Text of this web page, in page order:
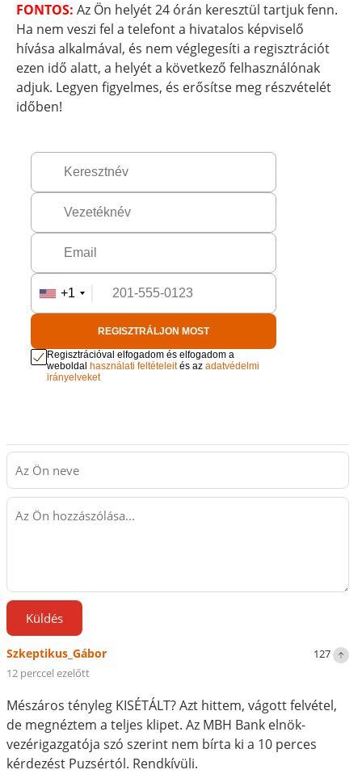
FONTOS: Az Ön helyét 24 órán keresztül tartjuk fenn.
Ha nem veszi fel a telefont a hivatalos képviselő
hívása alkalmával, és nem véglegesíti a regisztrációt
ezen idő alatt, a helyét a következő felhasználónak
adjuk. Legyen figyelmes, és erősítse meg részvételét
időben!
+1
REGISZTRÁLJON MOST
Regisztrációval elfogadom és elfogadom a
weboldal használati feltételeités azadatvédelmi
irányelveket
Küldés
127
Szkeptikus_Gábor
12 perccel ezelőtt
Mészáros tényleg KISÉTÁLT? Azt hittem, vágott felvétel,
de megnéztem a teljes klipet. Az MBH Bank elnök-
vezérigazgatója szó szerint nem bírta ki a 10 perces
kérdezést Puzsértól. Rendkívüli.